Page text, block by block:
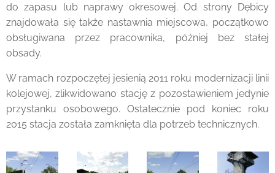
do zapasu lub naprawy okresowej. Od strony Dębicy
znajdowała się także nastawnia miejscowa, początkowo
obsługiwana przez pracownika, później bez stałej
obsady.
W ramach rozpoczętej jesienią 2011 roku modernizacji linii
kolejowej, zlikwidowano stację z pozostawieniem jedynie
przystanku osobowego. Ostatecznie pod koniec roku
2015 stacja została zamknięta dla potrzeb technicznych.